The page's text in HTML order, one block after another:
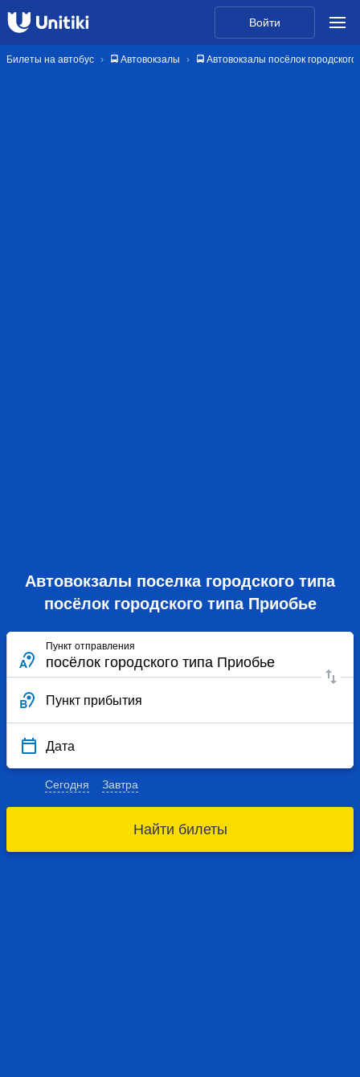
Войти
Билеты на автобус 🚍 Автовокзалы 🚍 Автовокзалы посёлок
Автовокзалы поселка городского типа
посёлок городского типа Приобье
Пункт отправления
Пункт прибытия
Дата
Сегодня Завтра
Найти билеты